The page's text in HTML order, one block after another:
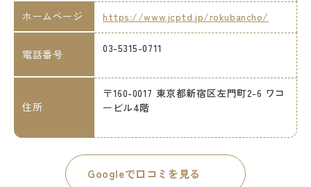
ホームページ https://www.jcptd.jp/rokubancho/
電話番号 03-5315-0711
住所
〒160-0017 東京都新宿区左門町2-6 ワコ
ービル4階
Googleで口コミを見る